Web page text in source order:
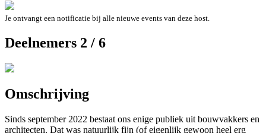
Je ontvangt een notificatie bij alle nieuwe events van deze host.
Deelnemers 2 / 6
Omschrijving
Sinds september 2022 bestaat ons enige publiek uit bouwvakkers en
architecten. Dat was natuurlijk fijn (of eigenlijk gewoon heel erg